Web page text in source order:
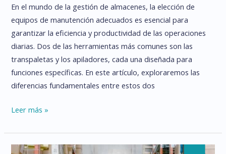
En el mundo de la gestión de almacenes, la elección de
equipos de manutención adecuados es esencial para
garantizar la eficiencia y productividad de las operaciones
diarias. Dos de las herramientas más comunes son las
transpaletas y los apiladores, cada una diseñada para
funciones específicas. En este artículo, exploraremos las
diferencias fundamentales entre estos dos
DIFERENCIAS
ENTRE
TRANSPALETAS
Leer más »